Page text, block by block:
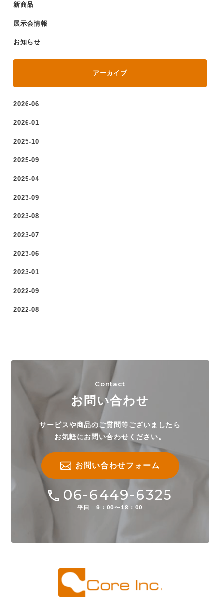
新商品
展示会情報
お知らせ
アーカイブ
2026-06
2026-01
2025-10
2025-09
2025-04
2023-09
2023-08
2023-07
2023-06
2023-01
2022-09
2022-08
Contact
お問い合わせ
サービスや商品のご質問等ございましたら
お気軽にお問い合わせください。
お問い合わせフォーム
06-6449-6325
平日 9：00〜18：00